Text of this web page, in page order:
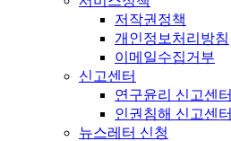
저작권정책
개인정보처리방침
이메일수집거부
신고센터
연구윤리 신고센터
인권침해 신고센터
뉴스레터 신청